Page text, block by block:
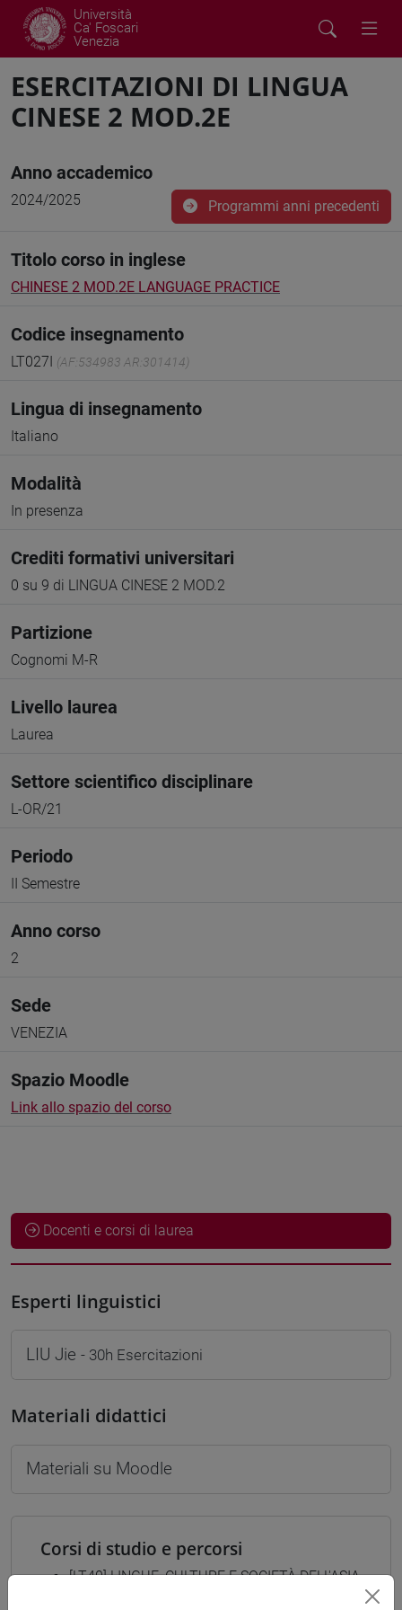
Università
Ca' Foscari
Venezia
ESERCITAZIONI DI LINGUA
CINESE 2 MOD.2E
Anno accademico
2024/2025 Programmi anni precedenti
Titolo corso in inglese
CHINESE 2 MOD.2E LANGUAGE PRACTICE
Codice insegnamento
LT027I (AF:534983 AR:301414)
Lingua di insegnamento
Italiano
Modalità
In presenza
Crediti formativi universitari
0 su 9 di LINGUA CINESE 2 MOD.2
Partizione
Cognomi M-R
Livello laurea
Laurea
Settore scientifico disciplinare
L-OR/21
Periodo
II Semestre
Anno corso
2
Sede
VENEZIA
Spazio Moodle
Link allo spazio del corso
Docenti e corsi di laurea
Esperti linguistici
LIU Jie - 30h Esercitazioni
Materiali didattici
Materiali su Moodle
Corsi di studio e percorsi
[LT40] LINGUE, CULTURE E SOCIETÀ DELL'ASIA